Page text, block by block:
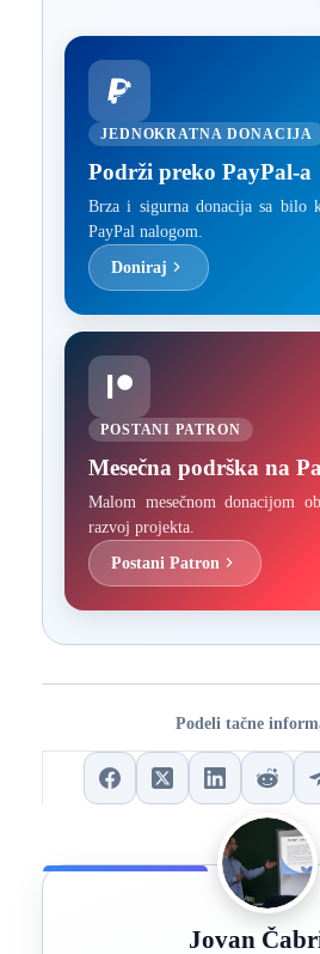
JEDNOKRATNA DONACIJA
Podrži preko PayPal-a
Brza i sigurna donacija sa bilo
PayPal nalogom.
Doniraj
POSTANI PATRON
Mesečna podrška na
Malom mesečnom donacijom
razvoj projekta.
Postani Patron
Podeli tačne
Jovan